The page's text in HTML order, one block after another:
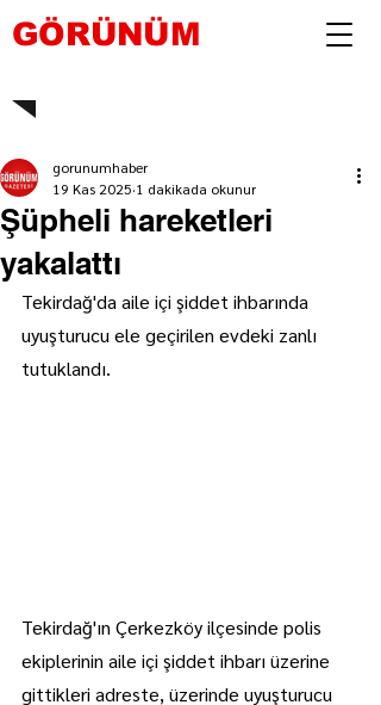
GÖRÜNÜM
Şüpheli hareketleri
yakalattı
gorunumhaber
19 Kas 2025 1 dakikada okunur
Tekirdağ'da aile içi şiddet ihbarında
uyuşturucu ele geçirilen evdeki zanlı
tutuklandı.
Tekirdağ'ın Çerkezköy ilçesinde polis
ekiplerinin aile içi şiddet ihbarı üzerine
gittikleri adreste, üzerinde uyuşturucu